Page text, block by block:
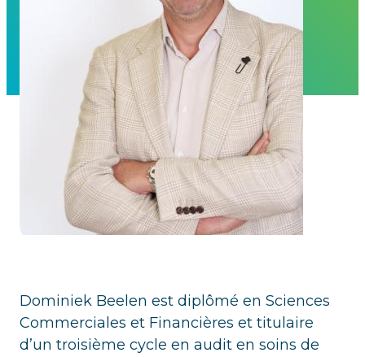
Dominiek Beelen est diplômé en Sciences
Commerciales et Financières et titulaire
d’un troisième cycle en audit en soins de